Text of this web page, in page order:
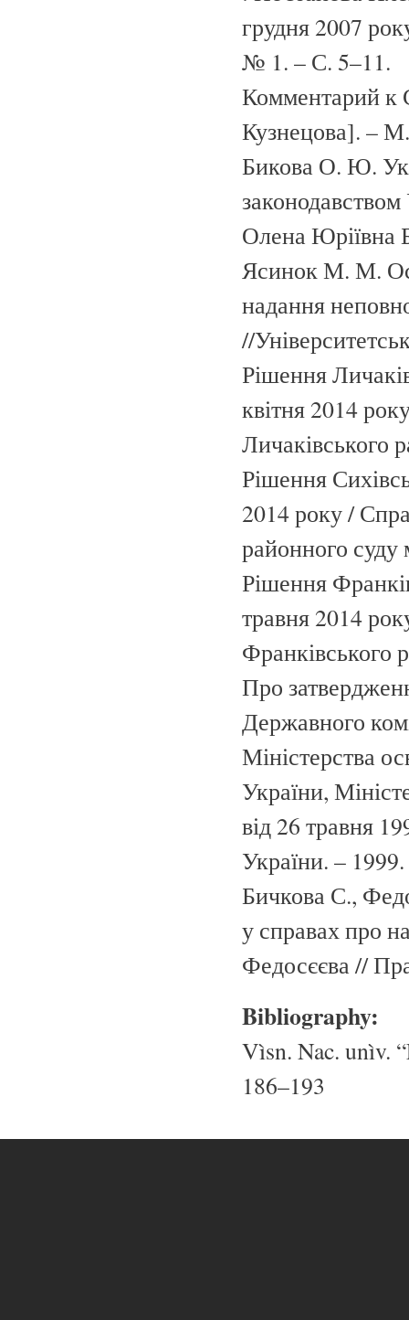
грудня 2007
№ 1. – С. 5–11.
Комментарий к
Кузнецова]. –
Бикова О. Ю.
Олена Юріївна
Ясинок М. М.
надання
//
Рішення
квітня 2014
Личаківського
Рішення
2014 року /
районного суду
Рішення
травня 2014
Франківського
Про
Державного
Міністерства
України,
від 26 травня
України. –
Бичкова С.,
у справах про
Федосєєва //
Bibliography:
Vìsn. Nac. unìv.
186–193